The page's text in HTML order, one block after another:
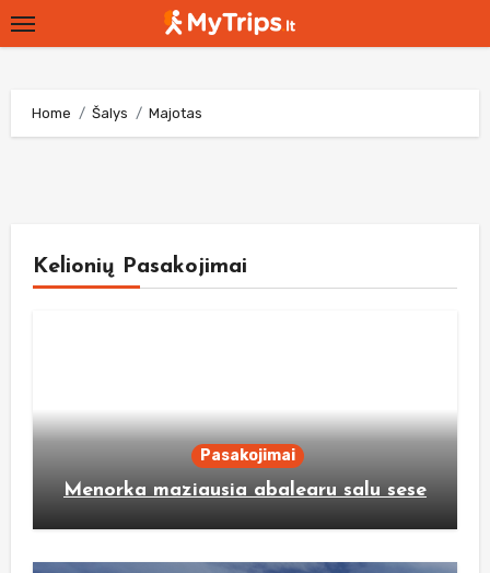
Skip
to
Home Šalys Majotas
Kelionių Pasakojimai
Pasakojimai
Menorka maziausia abalearu salu sese